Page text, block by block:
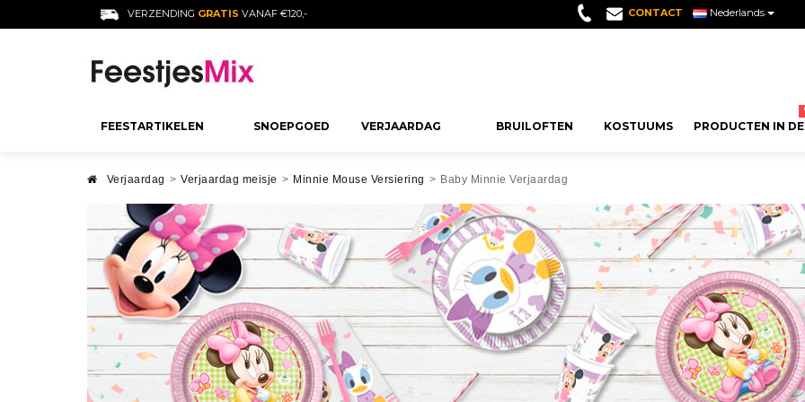
VERZENDING GRATIS VANAF €120,- CONTACT Nederlands
FEESTARTIKELEN
DECORATIE
Verjaardag Decoratie
Feest Decoratie voor Kinderen
Bruiloft Decoratie
Decoratie Doop
Decoratie Communie
Baby Shower Decoratie
Afstuderen Decoratie
SEIZOENSFEESTEN
Kerst Decoratie
Halloween Decoratie
Oud en Nieuw Decoratie
Carnaval Versiering
Valentijnsdag Decoratie
Meer Zien
Ballonen
Events Decoratie
Raamdecoratie
Versierd Met
Decoratie voor
Themafeest
Taart Versiering
SNOEPGOED
SNOEPJES PER SOORT
Jelly Beans
Gekleurd Snoep
Gearomatiseerde Snoepjes
Suiker Snoepjes
Meer Zien
AANBEVOLEN GUMMIES
Wolken Snoepjes
Lange Snoepjes
Kusjes Snoep
Bramen Snoepjes
Drop
Meer Zien
Snoepjes voor
Communie Snoepjes
Snoep voor Doop
Bruiloft Snoepjes
Snoepjes Baby Shower
Halloweeen Snoepjes
Kerst Snoepjes
VERJAARDAG
VERJAARDAGFEEST
VOLWASSENEN
18 Jaar Verjaardag
30 Jaar Verjaardag
50 Jaar Verjaardag
60 Jaar Verjaardag
Verjaardag Man
THEMA´S
Verjaardag 80 Jaar
Hippie Feest
Hawaiiaanse Feest
Hollywood Verjaardag
Casino Verjaardag
Verjaardag 70 Jaar
Rocker Feest
Cijfer
Letter
Vejaardag
Fotoprops
Verjaardag
BRUILOFTEN KOSTUUMS PRODUCTEN IN
Verjaardag > Verjaardag meisje > Minnie Mouse Versiering > Baby Minnie Verjaardag